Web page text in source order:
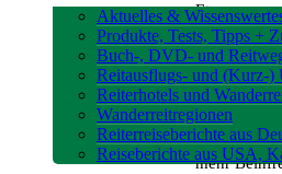
Aktuelles &
Produkte, Tests, Tipps +
Buch-, DVD- und
Reitausflugs- und (Kurz-)
Reiterhotels und
Wanderreitregionen
Reiterreiseberichte aus
Reiseberichte aus USA,
Etwas
Tür kaum
Platz für
mehr